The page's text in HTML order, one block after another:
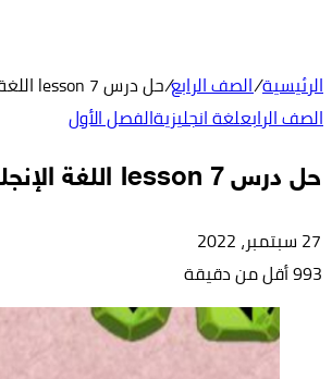
الرئيسية/الصف الرابع/حل درس lesson 7 اللغة الإنجليزية الصف الرابع
الصف الرابعلغة انجليزيةالفصل الأول
حل درس lesson 7 اللغة الإنجليزية الصف الرابع
27 سبتمبر، 2022
993أقل من دقيقة